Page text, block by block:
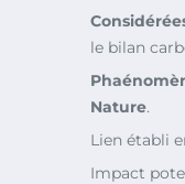
le bilan
Nature.
Lien établi
Impact